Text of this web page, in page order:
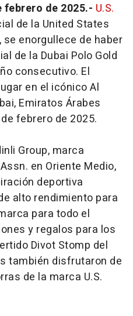
febrero de 2025.- U.S.
de la United States
se enorgullece de haber
de la Dubai Polo Gold
consecutivo. El
en el icónico Al
Emiratos Árabes
febrero de 2025.
Group, marca
en Oriente Medio,
deportiva
alto rendimiento para
para todo el
y regalos para los
Divot Stomp del
también disfrutaron de
de la marca U.S.